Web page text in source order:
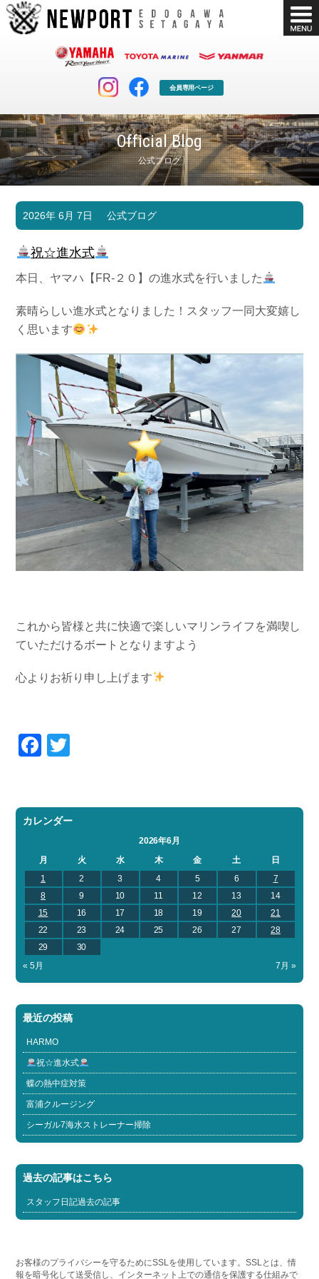
会員専用ページ
Official Blog
公式ブログ
マリンクラブ
マリンライフを堪能したい！
ボート販売
ボート免許
長年の実績と信頼！
Shop Info.
お問い合わせ
採用情報
2026年 6月 7日 公式ブログ
祝☆進水式
本日、ヤマハ【FR-２０】の進水式を行いました
素晴らしい進水式となりました！スタッフ一同大変嬉し
く思います
これから皆様と共に快適で楽しいマリンライフを満喫し
ていただけるボートとなりますよう
心よりお祈り申し上げます
Facebook
カレンダー
2026年6月
月
火 水 木 金 土
日
1
2 3 4 5 6
7
8
9 10 11 12 13
14
15
16 17 18 19 20
21
22
23 24 25 26 27
28
29
30
« 5月
7月 »
最近の投稿
HARMO
祝☆進水式
蝶の熱中症対策
富浦クルージング
シーガル7海水ストレーナー掃除
過去の記事はこちら
スタッフ日記過去の記事
お客様のプライバシーを守るためにSSLを使用しています。SSLとは、情
報を暗号化して送受信し、インターネット上での通信を保護する仕組みで